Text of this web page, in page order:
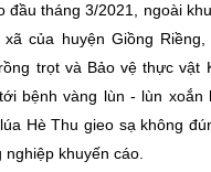
đầu tháng 3/2021, ngoài
của huyện Giồng Riềng,
trọt và Bảo vệ thực vật
bệnh vàng lùn - lùn xoắn
Hè Thu gieo sạ không
nghiệp khuyến cáo.